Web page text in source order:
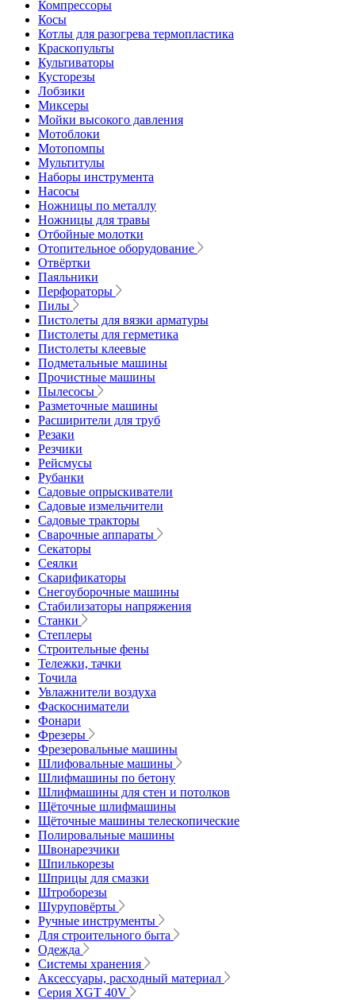
Компрессоры
Косы
Котлы для разогрева термопластика
Краскопульты
Культиваторы
Кусторезы
Лобзики
Миксеры
Мойки высокого давления
Мотоблоки
Мотопомпы
Мультитулы
Наборы инструмента
Насосы
Ножницы по металлу
Ножницы для травы
Отбойные молотки
Отопительное оборудование
Отвёртки
Паяльники
Перфораторы
Пилы
Пистолеты для вязки арматуры
Пистолеты для герметика
Пистолеты клеевые
Подметальные машины
Прочистные машины
Пылесосы
Разметочные машины
Расширители для труб
Резаки
Резчики
Рейсмусы
Рубанки
Садовые опрыскиватели
Садовые измельчители
Садовые тракторы
Сварочные аппараты
Секаторы
Сеялки
Скарификаторы
Снегоуборочные машины
Стабилизаторы напряжения
Станки
Степлеры
Строительные фены
Тележки, тачки
Точила
Увлажнители воздуха
Фаскосниматели
Фонари
Фрезеры
Фрезеровальные машины
Шлифовальные машины
Шлифмашины по бетону
Шлифмашины для стен и потолков
Щёточные шлифмашины
Щёточные машины телескопические
Полировальные машины
Швонарезчики
Шпилькорезы
Шприцы для смазки
Штроборезы
Шуруповёрты
Ручные инструменты
Для строительного быта
Одежда
Системы хранения
Аксессуары, расходный материал
Серия XGT 40V